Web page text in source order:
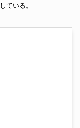
している。